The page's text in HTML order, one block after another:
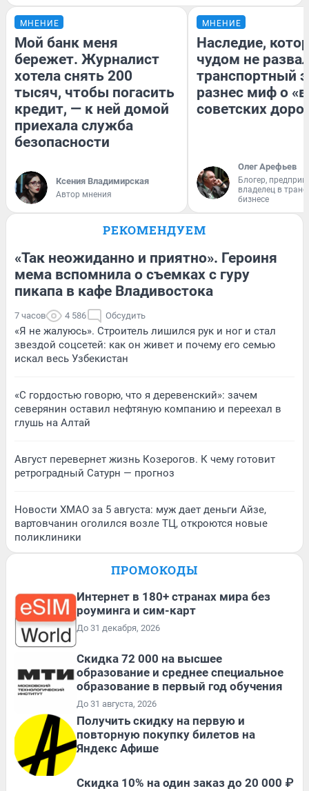
МНЕНИЕ
Мой банк меня
бережет. Журналист
хотела снять 200
тысяч, чтобы погасить
кредит, — к ней домой
приехала служба
безопасности
Ксения Владимирская
Автор мнения
МНЕНИЕ
Наследие,
чудом не
транспортный
разнес миф о
советских
Олег Арефьев
Блогер,
владелец в
бизнесе
РЕКОМЕНДУЕМ
«Так неожиданно и приятно». Героиня
мема вспомнила о съемках с гуру
пикапа в кафе Владивостока
7 часов 4 586 Обсудить
«Я не жалуюсь». Строитель лишился рук и ног и стал
звездой соцсетей: как он живет и почему его семью
искал весь Узбекистан
«С гордостью говорю, что я деревенский»: зачем
северянин оставил нефтяную компанию и переехал в
глушь на Алтай
Август перевернет жизнь Козерогов. К чему готовит
ретроградный Сатурн — прогноз
Новости ХМАО за 5 августа: муж дает деньги Айзе,
вартовчанин оголился возле ТЦ, откроются новые
поликлиники
ПРОМОКОДЫ
Интернет в 180+ странах мира без
роуминга и сим-карт
До 31 декабря, 2026
Скидка 72 000 на высшее
образование и среднее специальное
образование в первый год обучения
До 31 августа, 2026
Получить скидку на первую и
повторную покупку билетов на
Яндекс Афише
Скидка 10% на один заказ до 20 000 ₽